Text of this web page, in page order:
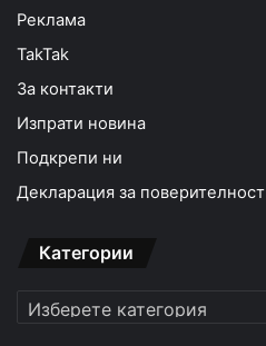
Реклама
TakTak
За контакти
Изпрати новина
Подкрепи ни
Декларация за поверителност
Категории
Категории